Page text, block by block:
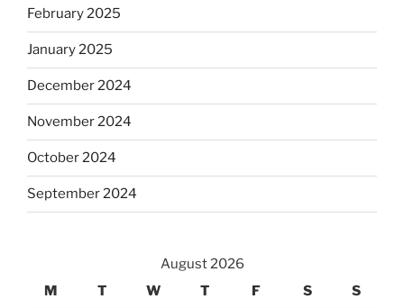
February 2025
January 2025
December 2024
November 2024
October 2024
September 2024
August 2026
M
T W T F S S